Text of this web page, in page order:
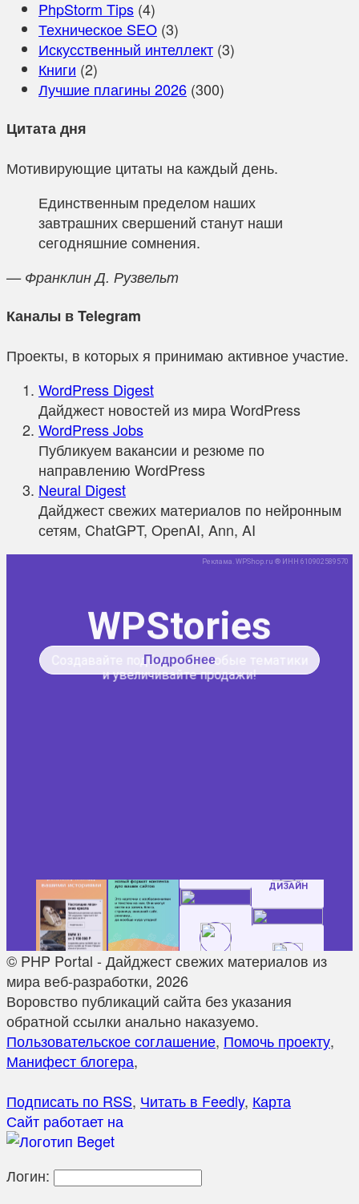
PhpStorm Tips (4)
Техническое SEO (3)
Искусственный интеллект (3)
Книги (2)
Лучшие плагины 2026 (300)
Цитата дня
Мотивирующие цитаты на каждый день.
Единственным пределом наших
завтрашних свершений станут наши
сегодняшние сомнения.
— Франклин Д. Рузвельт
Каналы в Telegram
Проекты, в которых я принимаю активное участие.
WordPress Digest
Дайджест новостей из мира WordPress
WordPress Jobs
Публикуем вакансии и резюме по
направлению WordPress
Neural Digest
Дайджест свежих материалов по нейронным
сетям, ChatGPT, OpenAI, Ann, AI
© PHP Portal - Дайджест свежих материалов из
мира веб-разработки, 2026
Воровство публикаций сайта без указания
обратной ссылки анально наказуемо.
Пользовательское соглашение, Помочь проекту,
Манифест блогера,
Подписать по RSS, Читать в Feedly, Карта
Сайт работает на
Логин: